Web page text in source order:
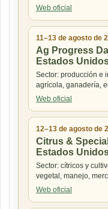
Web oficial
11–13 de agosto de
Ag Progress
Estados
Sector: producción e
agrícola, ganadería,
Web oficial
12–13 de agosto de
Citrus &
Estados
Sector: cítricos y
vegetal, manejo,
Web oficial